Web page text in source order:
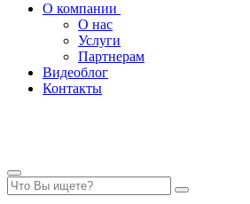
О компании
О нас
Услуги
Партнерам
Видеоблог
Контакты